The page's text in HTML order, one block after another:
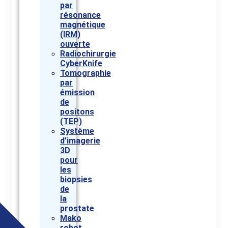
par
résonance
magnétique
(IRM)
ouverte
Radiochirurgie
CyberKnife
Tomographie
par
émission
de
positons
(TEP)
Système
d’imagerie
3D
pour
les
biopsies
de
la
prostate
Mako